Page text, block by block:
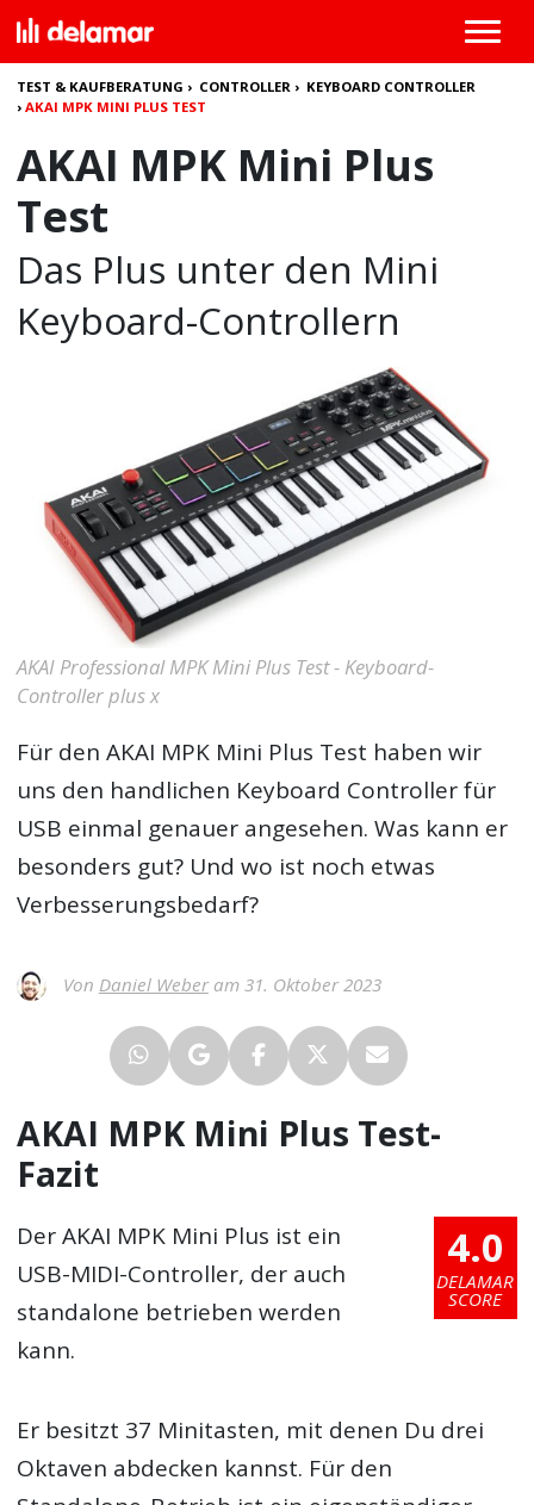
TEST & KAUFBERATUNG › CONTROLLER › KEYBOARD CONTROLLER
›AKAI MPK MINI PLUS TEST
AKAI MPK Mini Plus
Test
Das Plus unter den Mini
Keyboard-Controllern
AKAI Professional MPK Mini Plus Test - Keyboard-
Controller plus x
Für denAKAI MPK Mini Plus Test haben wir
uns den handlichen Keyboard Controller für
USB einmal genauer angesehen. Was kann er
besonders gut? Und wo ist noch etwas
Verbesserungsbedarf?
Von Daniel Weberam 31. Oktober 2023
AKAI MPK Mini Plus Test-
Fazit
4.0
DELAMAR
SCORE
Der AKAI MPK Mini Plus ist ein
USB-MIDI-Controller, der auch
standalone betrieben werden
kann.
Er besitzt 37 Minitasten, mit denen Du drei
Oktaven abdecken kannst. Für den